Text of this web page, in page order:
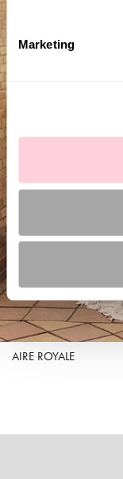
Marketing
AIRE ROYALE